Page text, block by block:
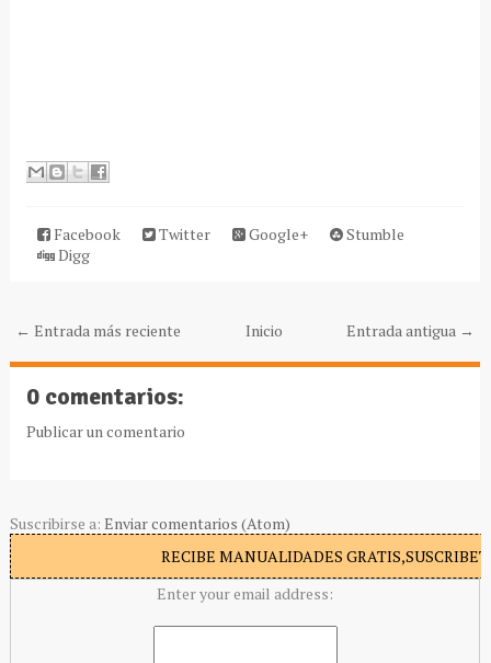
Facebook Twitter Google+
Stumble
Digg
← Entrada más reciente Entrada antigua →
Inicio
0 comentarios:
Publicar un comentario
Suscribirse a: Enviar comentarios (Atom)
RECIBE MANUALIDADES
Enter your email address: